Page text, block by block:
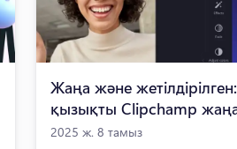
Жаңа және
қызықты Clipchamp
2025 ж. 8 тамыз